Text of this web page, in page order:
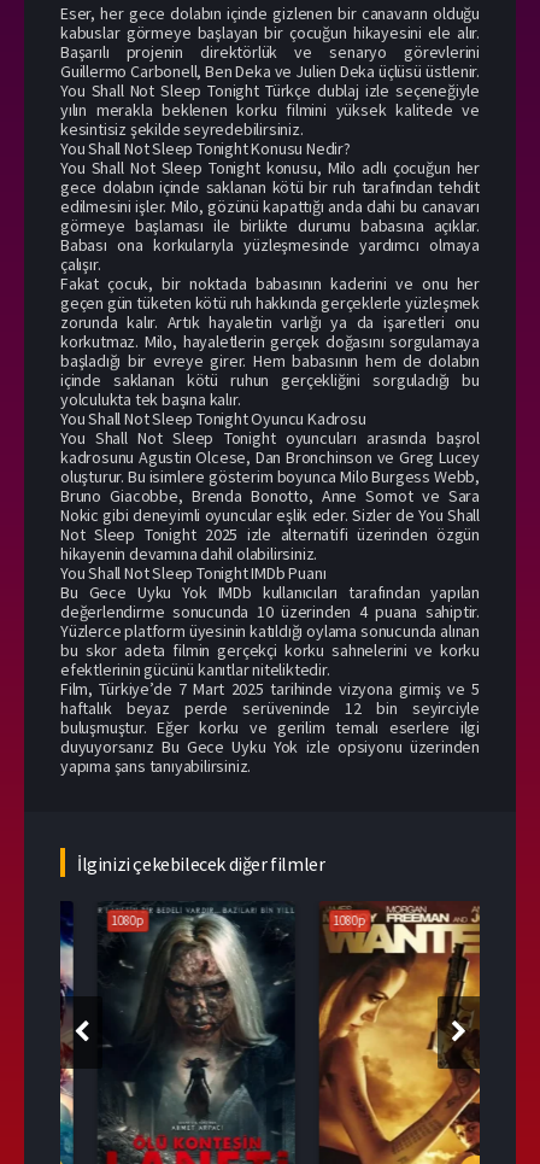
Eser, her gece dolabın içinde gizlenen bir canavarın olduğu
kabuslar görmeye başlayan bir çocuğun hikayesini ele alır.
Başarılı projenin direktörlük ve senaryo görevlerini
Guillermo Carbonell, Ben Deka ve Julien Deka üçlüsü üstlenir.
You Shall Not Sleep Tonight Türkçe dublaj izle seçeneğiyle
yılın merakla beklenen korku filmini yüksek kalitede ve
kesintisiz şekilde seyredebilirsiniz.
You Shall Not Sleep Tonight Konusu Nedir?
You Shall Not Sleep Tonight konusu, Milo adlı çocuğun her
gece dolabın içinde saklanan kötü bir ruh tarafından tehdit
edilmesini işler. Milo, gözünü kapattığı anda dahi bu canavarı
görmeye başlaması ile birlikte durumu babasına açıklar.
Babası ona korkularıyla yüzleşmesinde yardımcı olmaya
çalışır.
Fakat çocuk, bir noktada babasının kaderini ve onu her
geçen gün tüketen kötü ruh hakkında gerçeklerle yüzleşmek
zorunda kalır. Artık hayaletin varlığı ya da işaretleri onu
korkutmaz. Milo, hayaletlerin gerçek doğasını sorgulamaya
başladığı bir evreye girer. Hem babasının hem de dolabın
içinde saklanan kötü ruhun gerçekliğini sorguladığı bu
yolculukta tek başına kalır.
You Shall Not Sleep Tonight Oyuncu Kadrosu
You Shall Not Sleep Tonight oyuncuları arasında başrol
kadrosunu Agustin Olcese, Dan Bronchinson ve Greg Lucey
oluşturur. Bu isimlere gösterim boyunca Milo Burgess Webb,
Bruno Giacobbe, Brenda Bonotto, Anne Somot ve Sara
Nokic gibi deneyimli oyuncular eşlik eder. Sizler de You Shall
Not Sleep Tonight 2025 izle alternatifi üzerinden özgün
hikayenin devamına dahil olabilirsiniz.
You Shall Not Sleep Tonight IMDb Puanı
Bu Gece Uyku Yok IMDb kullanıcıları tarafından yapılan
değerlendirme sonucunda 10 üzerinden 4 puana sahiptir.
Yüzlerce platform üyesinin katıldığı oylama sonucunda alınan
bu skor adeta filmin gerçekçi korku sahnelerini ve korku
efektlerinin gücünü kanıtlar niteliktedir.
Film, Türkiye’de 7 Mart 2025 tarihinde vizyona girmiş ve 5
haftalık beyaz perde serüveninde 12 bin seyirciyle
buluşmuştur. Eğer korku ve gerilim temalı eserlere ilgi
duyuyorsanız Bu Gece Uyku Yok izle opsiyonu üzerinden
yapıma şans tanıyabilirsiniz.
İlginizi çekebilecek diğer filmler
1080p